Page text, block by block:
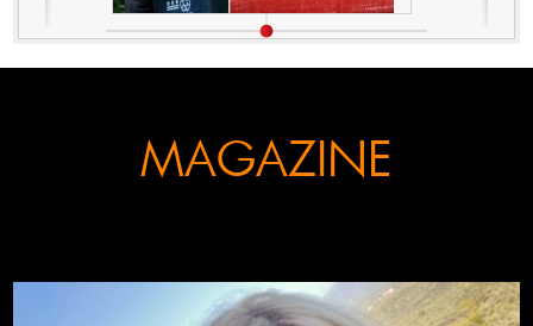
MAGAZINE